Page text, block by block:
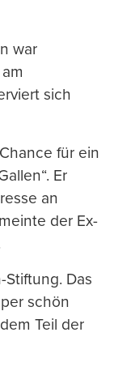
war
sich
für ein
Er
an
der Ex-
Das
schön
Teil der